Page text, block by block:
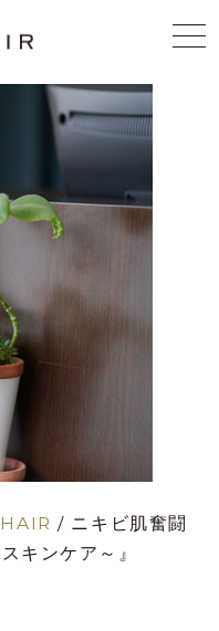
/ ニキビ肌奮闘
キンケア～』